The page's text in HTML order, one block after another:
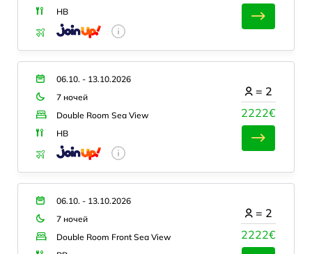
HB
06.10. - 13.10.2026
7 ночей
Double Room Sea View
HB
2222€
= 2
06.10. - 13.10.2026
7 ночей
Double Room Front Sea View
2222€
= 2